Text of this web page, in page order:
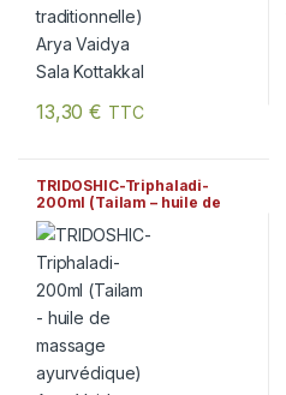
13,30€ TTC
TRIDOSHIC-Triphaladi-
200ml (Tailam – huile de
massage ayurvédique) Arya
Vaidya Sala Kottakkal